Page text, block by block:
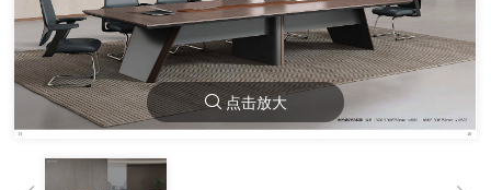
点击放大